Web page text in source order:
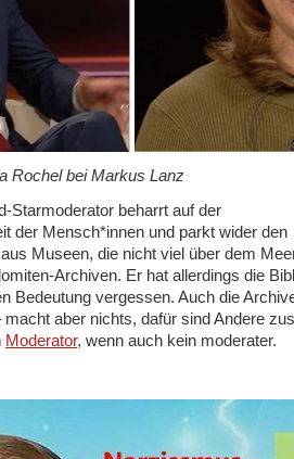
Rochel bei Markus Lanz
Starmoderator beharrt auf der
der Mensch*innen und parkt wider den
Museen, die nicht viel über dem
Archiven. Er hat allerdings die
Bedeutung vergessen. Auch die
macht aber nichts, dafür sind Andere
Moderator, wenn auch kein moderater.